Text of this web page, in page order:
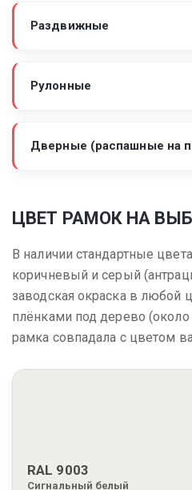
Раздвижные
Рулонные
Дверные (распашные на
ЦВЕТ РАМОК НА
В наличии стандартные
коричневый и серый
заводская окраска в любой
плёнками под дерево
рамка совпадала с цветом
RAL 9003
Сигнальный белый